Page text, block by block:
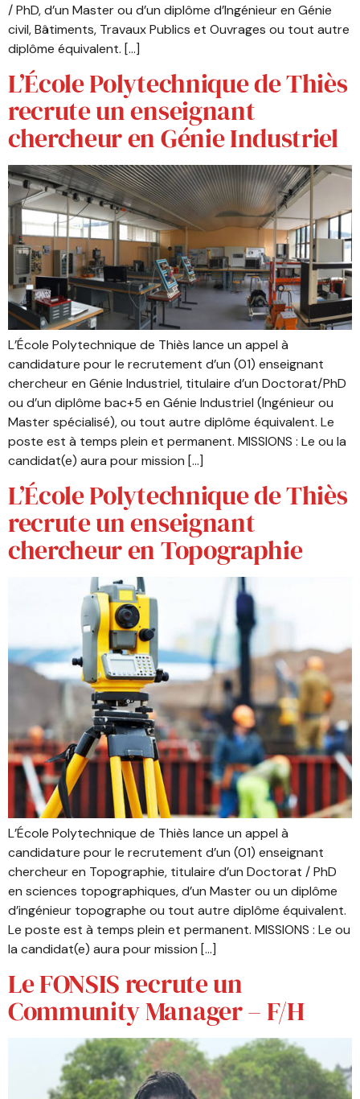
/ PhD, d’un Master ou d’un diplôme d’Ingénieur en Génie
civil, Bâtiments, Travaux Publics et Ouvrages ou tout autre
diplôme équivalent. […]
L’École Polytechnique de Thiès
recrute un enseignant
chercheur en Génie Industriel
L’École Polytechnique de Thiès lance un appel à
candidature pour le recrutement d’un (01) enseignant
chercheur en Génie Industriel, titulaire d’un Doctorat/PhD
ou d’un diplôme bac+5 en Génie Industriel (Ingénieur ou
Master spécialisé), ou tout autre diplôme équivalent. Le
poste est à temps plein et permanent. MISSIONS : Le ou la
candidat(e) aura pour mission […]
L’École Polytechnique de Thiès
recrute un enseignant
chercheur en Topographie
L’École Polytechnique de Thiès lance un appel à
candidature pour le recrutement d’un (01) enseignant
chercheur en Topographie, titulaire d’un Doctorat / PhD
en sciences topographiques, d’un Master ou un diplôme
d’ingénieur topographe ou tout autre diplôme équivalent.
Le poste est à temps plein et permanent. MISSIONS : Le ou
la candidat(e) aura pour mission […]
Le FONSIS recrute un
Community Manager – F/H